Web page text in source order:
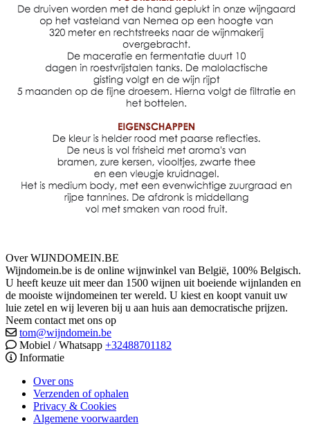
Over WIJNDOMEIN.BE
Wijndomein.be is de online wijnwinkel van België, 100% Belgisch.
U heeft keuze uit meer dan 1500 wijnen uit boeiende wijnlanden en
de mooiste wijndomeinen ter wereld. U kiest en koopt vanuit uw
luie zetel en wij leveren bij u aan huis aan democratische prijzen.
Neem contact met ons op
tom@wijndomein.be
Mobiel / Whatsapp +32488701182
Informatie
Over ons
Verzenden of ophalen
Privacy & Cookies
Algemene voorwaarden